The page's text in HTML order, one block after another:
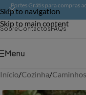
Skip to navigation
Skip to main content
Portes Grátis para compras
SobreContactosFAQs
Menu
Início/Cozinha/